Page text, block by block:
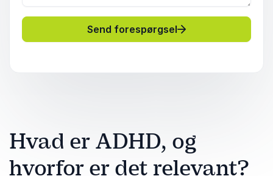
Send forespørgsel
Hvad er ADHD, og
hvorfor er det relevant?